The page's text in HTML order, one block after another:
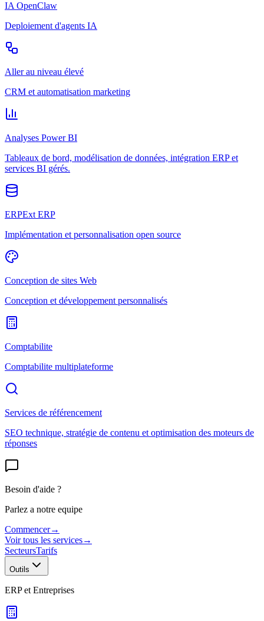
IA OpenClaw
Deploiement d'agents IA
Aller au niveau élevé
CRM et automatisation marketing
Analyses Power BI
Tableaux de bord, modélisation de données, intégration ERP et
services BI gérés.
ERPExt ERP
Implémentation et personnalisation open source
Conception de sites Web
Conception et développement personnalisés
Comptabilite
Comptabilite multiplateforme
Services de référencement
SEO technique, stratégie de contenu et optimisation des moteurs de
réponses
Besoin d'aide ?
Parlez a notre equipe
Commencer→
Voir tous les services→
SecteursTarifs
Outils
ERP et Entreprises